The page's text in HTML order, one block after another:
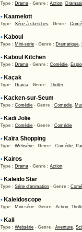
Type : Drama - Genre : Action,
• Kaamelott
Type : Série à sketches - Genre :
• Kaboul
Type : Mini-série - Genre : Dramatique,
• Kaboul Kitchen
Type : Drama - Genre : Comédie,
• Kaçak
Type : Drama - Genre : Thriller
• Kacken-sur-Seum
Type : Comédie - Genre : Comédie,
• Kadi Jolie
Type : Comédie - Genre : Comédie
• Kaïra Shopping
Type : Websérie - Genre : Comédie,
• Kairos
Type : Drama - Genre : Action
• Kaleido Star
Type : Série d'animation - Genre :
• Kaleidoscope
Type : Mini-série - Genre : Action,
• Kali
Type : Websérie - Genre : Aventure,